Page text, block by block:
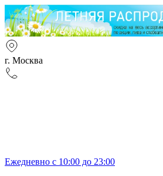
г. Москва
Ежедневно с 10:00 до 23:00